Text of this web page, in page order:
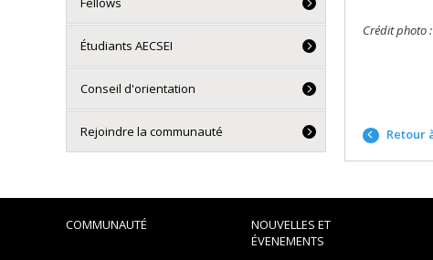
Crédit photo
Retour
Étudiants AECSEI
Conseil d'orientation
Rejoindre la communauté
COMMUNAUTÉ
NOUVELLES ET
ÉVENEMENTS